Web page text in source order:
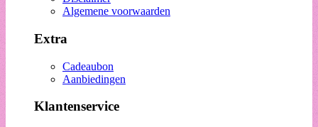
Algemene voorwaarden
Extra
Cadeaubon
Aanbiedingen
Klantenservice